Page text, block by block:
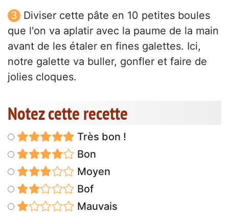
Diviser cette pâte en 10 petites boules
que l'on va aplatir avec la paume de la main
avant de les étaler en fines galettes. Ici,
notre galette va buller, gonfler et faire de
jolies cloques.
Notez cette recette
Très bon !
Bon
Moyen
Bof
Mauvais